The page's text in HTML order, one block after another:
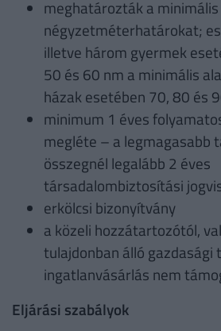
meghatározták a minimális
négyzetméterhatárokat;
illetve három gyermek
50 és 60 nm a minimális
házak esetében 70, 80 és
minimum 1 éves
megléte – a legmagasabb
összegnél legalább 2 éves
társadalombiztosítási
erkölcsi bizonyítvány
a közeli hozzátartozótól,
tulajdonban álló
ingatlanvásárlás nem
Eljárási szabályok